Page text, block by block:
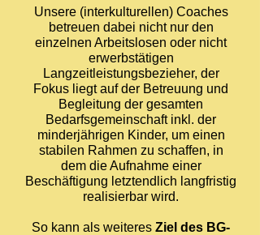
Unsere (interkulturellen) Coaches
betreuen dabei nicht nur den
einzelnen Arbeitslosen oder nicht
erwerbstätigen
Langzeitleistungsbezieher, der
Fokus liegt auf der Betreuung und
Begleitung der gesamten
Bedarfsgemeinschaft inkl. der
minderjährigen Kinder, um einen
stabilen Rahmen zu schaffen, in
dem die Aufnahme einer
Beschäftigung letztendlich langfristig
realisierbar wird.
So kann als weiteres Ziel des BG-